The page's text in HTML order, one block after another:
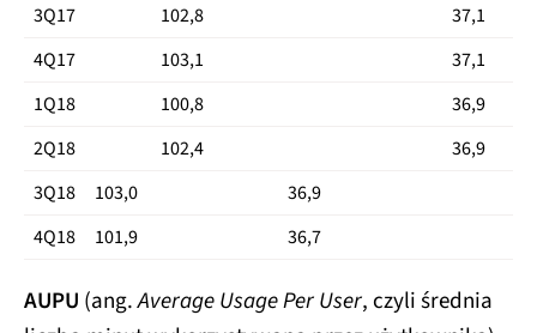
3Q17
102,8
37,1
4Q17
103,1
37,1
1Q18
100,8
36,9
2Q18
102,4
36,9
3Q18
103,0
36,9
4Q18
101,9 36,7
AUPU (ang.Average Usage Per User, czyli średnia